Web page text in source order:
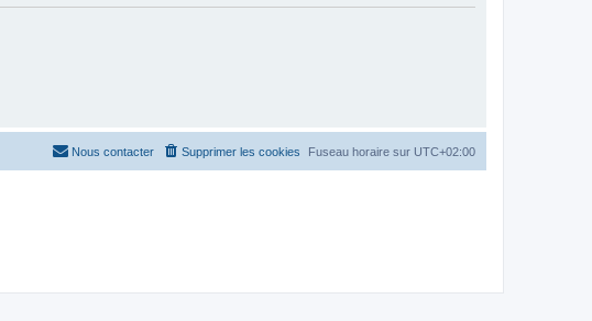
Fuseau horaire sur UTC+02:00
Supprimer les cookies
Nous contacter